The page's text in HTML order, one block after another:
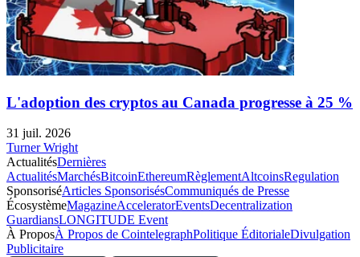
L'adoption des cryptos au Canada progresse à 25 %
31 juil. 2026
Turner Wright
ActualitésDernières
ActualitésMarchésBitcoinEthereumRèglementAltcoinsRegulation
SponsoriséArticles SponsorisésCommuniqués de Presse
ÉcosystèmeMagazineAcceleratorEventsDecentralization
GuardiansLONGITUDE Event
À ProposÀ Propos de CointelegraphPolitique ÉditorialeDivulgation
Publicitaire